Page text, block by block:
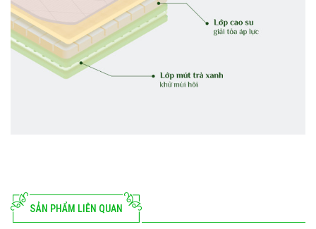
SẢN PHẨM LIÊN QUAN